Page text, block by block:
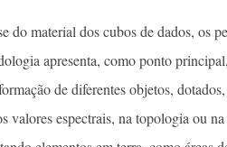
do material dos cubos de dados, os
apresenta, como ponto
de diferentes objetos,
valores espectrais, na topologia ou